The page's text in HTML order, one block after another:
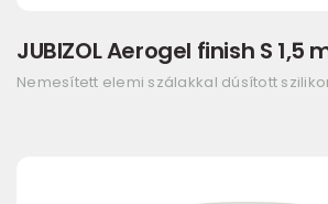
JUBIZOL Aerogel finish S 1,5
Nemesített elemi szálakkal dúsított